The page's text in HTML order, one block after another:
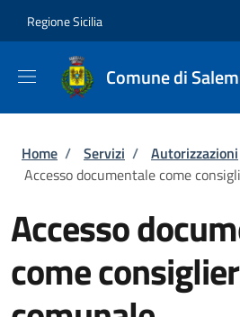
Regione Sicilia
Comune di
Briciole di pane
Home / Servizi / Autorizzazioni
Accesso documentale come
Accesso
come